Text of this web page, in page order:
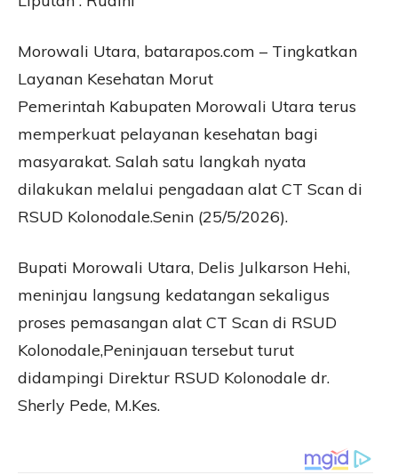
Morowali Utara, batarapos.com – Tingkatkan
Layanan Kesehatan Morut
Pemerintah Kabupaten Morowali Utara terus
memperkuat pelayanan kesehatan bagi
masyarakat. Salah satu langkah nyata
dilakukan melalui pengadaan alat CT Scan di
RSUD Kolonodale.Senin (25/5/2026).
Bupati Morowali Utara, Delis Julkarson Hehi,
meninjau langsung kedatangan sekaligus
proses pemasangan alat CT Scan di RSUD
Kolonodale,Peninjauan tersebut turut
didampingi Direktur RSUD Kolonodale dr.
Sherly Pede, M.Kes.